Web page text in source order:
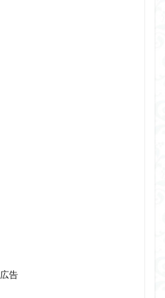
広告